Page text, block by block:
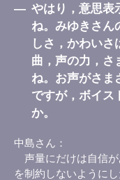
― やはり，意思表
ね。みゆきさん
しさ，かわいさ
曲，声の力，さ
ね。お声がさま
ですが，ボイス
か。
中島さん
声量にだけは自信が
を制約しないようにし